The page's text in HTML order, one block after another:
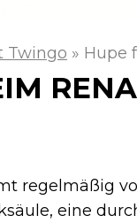
Twingo » Hupe
regelmäßig
eine